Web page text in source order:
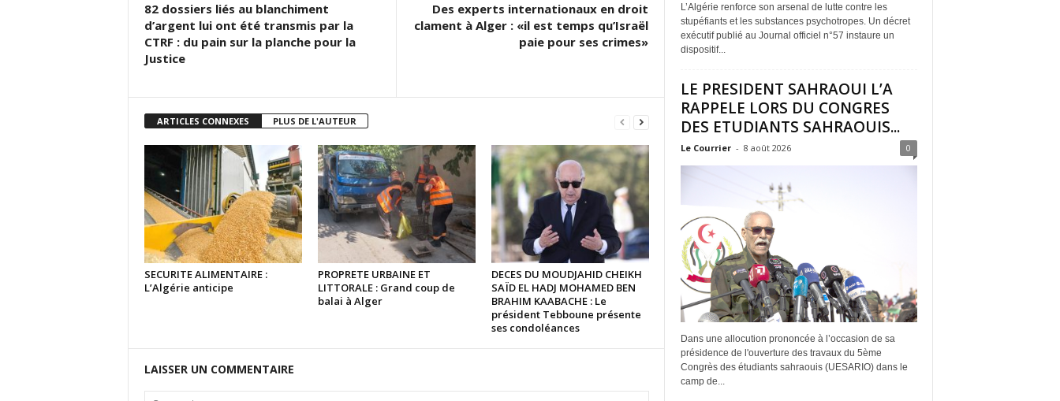
82 dossiers liés au blanchiment
d’argent lui ont été transmis par la
CTRF : du pain sur la planche pour la
Justice
Des experts internationaux en droit
clament à Alger : «il est temps qu’Israël
paie pour ses crimes»
ARTICLES CONNEXES PLUS DE L'AUTEUR
SECURITE ALIMENTAIRE :
L’Algérie anticipe
PROPRETE URBAINE ET
LITTORALE : Grand coup de
balai à Alger
DECES DU MOUDJAHID CHEIKH
SAÏD EL HADJ MOHAMED BEN
BRAHIM KAABACHE : Le
président Tebboune présente
ses condoléances
LAISSER UN COMMENTAIRE
L’Algérie renforce son arsenal de lutte contre les
stupéfiants et les substances psychotropes. Un décret
exécutif publié au Journal officiel n°57 instaure un
dispositif...
LE PRESIDENT SAHRAOUI L’A
RAPPELE LORS DU CONGRES
DES ETUDIANTS SAHRAOUIS...
Le Courrier - 8 août 2026 0
Dans une allocution prononcée à l’occasion de sa
présidence de l'ouverture des travaux du 5ème
Congrès des étudiants sahraouis (UESARIO) dans le
camp de...